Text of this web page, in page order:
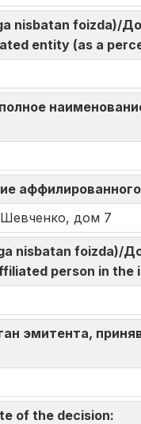
nisbatan foizda)/
entity (as a
Шевченко, дом 7
nisbatan foizda)/
person in
эмитента,
of the decision: